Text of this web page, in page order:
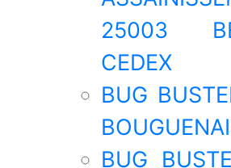
25003
CEDEX
BUG
BUG